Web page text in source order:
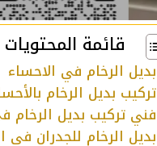
قائمة المحتويات
بديل الرخام في الاحساء
تركيب بديل الرخام
فني تركيب بديل
بديل الرخام للجدران في